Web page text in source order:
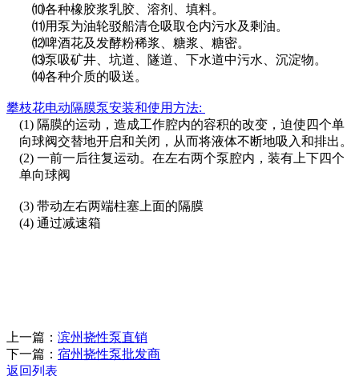
⑽各种橡胶浆乳胶、溶剂、填料。
⑾用泵为油轮驳船清仓吸取仓内污水及剩油。
⑿啤酒花及发酵粉稀浆、糖浆、糖密。
⒀泵吸矿井、坑道、隧道、下水道中污水、沉淀物。
⒁各种介质的吸送。
攀枝花电动隔膜泵安装和使用方法:
(1) 隔膜的运动，造成工作腔内的容积的改变，迫使四个单
向球阀交替地开启和关闭，从而将液体不断地吸入和排出。
(2) 一前一后往复运动。在左右两个泵腔内，装有上下四个
单向球阀
(3) 带动左右两端柱塞上面的隔膜
(4) 通过减速箱
上一篇： 滨州挠性泵直销
下一篇： 宿州挠性泵批发商
返回列表